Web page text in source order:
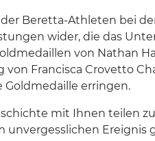
Beretta-Athleten bei
wider, die das
von Nathan
Francisca Crovetto
Goldmedaille erringen.
mit Ihnen teilen
unvergesslichen Ereignis